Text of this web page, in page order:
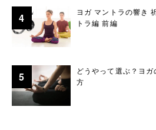
ヨガ マントラの響き
トラ編 前編
どうやって選ぶ？ヨ
方